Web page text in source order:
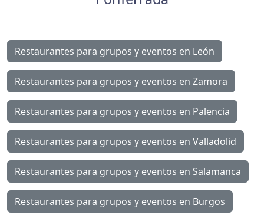
Restaurantes para grupos y eventos en León
Restaurantes para grupos y eventos en Zamora
Restaurantes para grupos y eventos en Palencia
Restaurantes para grupos y eventos en Valladolid
Restaurantes para grupos y eventos en Salamanca
Restaurantes para grupos y eventos en Burgos